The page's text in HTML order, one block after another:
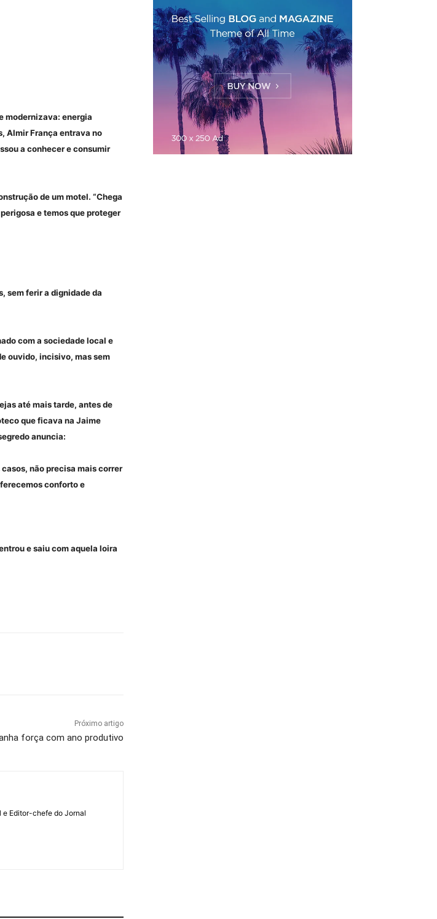
modernizava: energia
Almir França entrava no
a conhecer e consumir
de um motel. “Chega
e temos que proteger
sem ferir a dignidade da
com a sociedade local e
ouvido, incisivo, mas sem
até mais tarde, antes de
que ficava na Jaime
anuncia:
não precisa mais correr
conforto e
e saiu com aquela loira
Próximo artigo
força com ano produtivo
e Editor-chefe do Jornal